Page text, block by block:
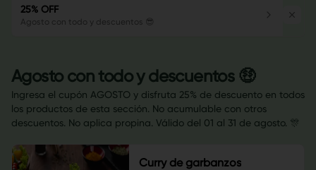
25% OFF
Agosto con todo y descuentos 😎
Agosto con todo y descuentos 🤑
Ingresa el cupón AGOSTO y disfruta 25% de descuento en todos
los productos de esta sección. No acumulable con otros
descuentos. No aplica propina. Válido del 01 al 31 de agosto. 🎊
Curry de garbanzos